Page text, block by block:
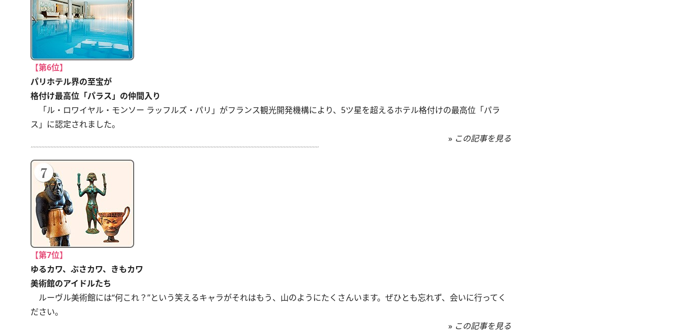
【第6位】
パリホテル界の至宝が
格付け最高位「パラス」の仲間入り
「ル・ロワイヤル・モンソー ラッフルズ・パリ」がフランス観光開発機構により、5ツ星を超えるホテル格付けの最高位「パラ
ス」に認定されました。
» この記事を見る
【第7位】
ゆるカワ、ぶさカワ、きもカワ
美術館のアイドルたち
ルーヴル美術館には“何これ？”という笑えるキャラがそれはもう、山のようにたくさんいます。ぜひとも忘れず、会いに行ってく
ださい。
» この記事を見る